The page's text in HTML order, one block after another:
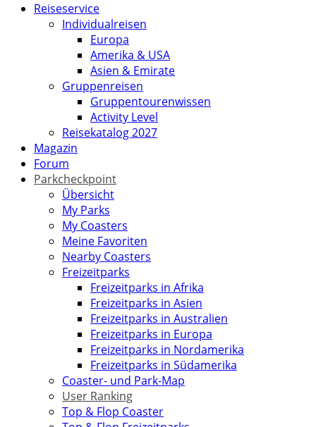
Reiseservice
Individualreisen
Europa
Amerika & USA
Asien & Emirate
Gruppenreisen
Gruppentourenwissen
Activity Level
Reisekatalog 2027
Magazin
Forum
Parkcheckpoint
Übersicht
My Parks
My Coasters
Meine Favoriten
Nearby Coasters
Freizeitparks
Freizeitparks in Afrika
Freizeitparks in Asien
Freizeitparks in Australien
Freizeitparks in Europa
Freizeitparks in Nordamerika
Freizeitparks in Südamerika
Coaster- und Park-Map
User Ranking
Top & Flop Coaster